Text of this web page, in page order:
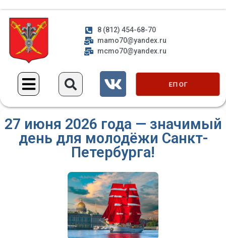
8 (812) 454-68-70
mamo70@yandex.ru
mcmo70@yandex.ru
ЕП ОГ
27 июня 2026 года — значимый
день для молодёжи Санкт-
Петербурга!